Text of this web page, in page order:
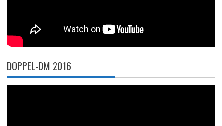
DOPPEL-DM 2016